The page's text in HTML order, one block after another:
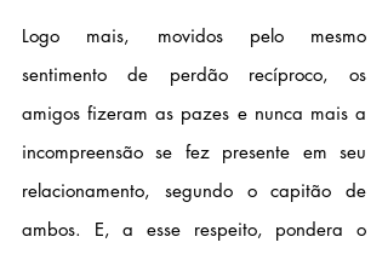
Logo mais, movidos pelo mesmo
sentimento de perdão recíproco, os
amigos fizeram as pazes e nunca mais a
incompreensão se fez presente em seu
relacionamento, segundo o capitão de
ambos. E, a esse respeito, pondera o